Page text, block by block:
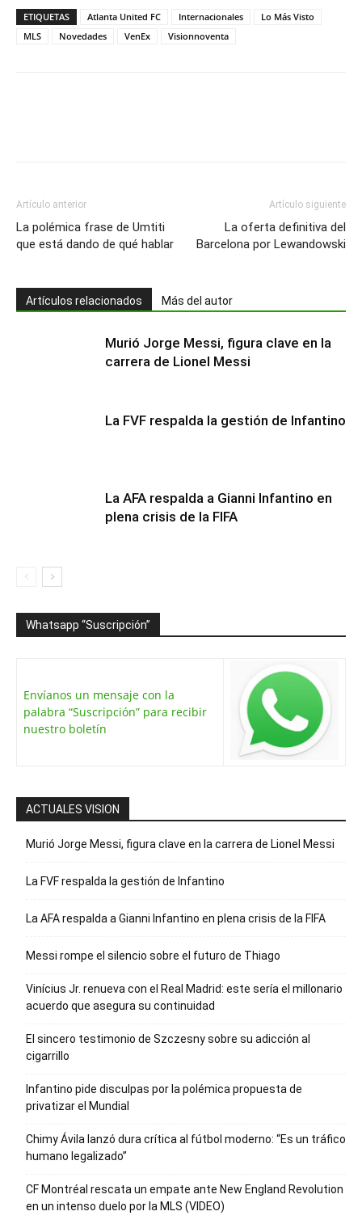
ETIQUETAS Atlanta United FC Internacionales
Lo Más Visto
MLS
Novedades VenEx Visionnoventa
Artículo anterior
La polémica frase de Umtiti
que está dando de qué hablar
Artículo siguiente
La oferta definitiva del
Barcelona por Lewandowski
Artículos relacionados Más del autor
Murió Jorge Messi, figura clave en la
carrera de Lionel Messi
La FVF respalda la gestión de Infantino
La AFA respalda a Gianni Infantino en
plena crisis de la FIFA
Whatsapp “Suscripción”
Envíanos un mensaje con la
palabra “Suscripción” para recibir
nuestro boletín
ACTUALES VISION
Murió Jorge Messi, figura clave en la carrera de Lionel Messi
La FVF respalda la gestión de Infantino
La AFA respalda a Gianni Infantino en plena crisis de la FIFA
Messi rompe el silencio sobre el futuro de Thiago
Vinícius Jr. renueva con el Real Madrid: este sería el millonario
acuerdo que asegura su continuidad
El sincero testimonio de Szczesny sobre su adicción al
cigarrillo
Infantino pide disculpas por la polémica propuesta de
privatizar el Mundial
Chimy Ávila lanzó dura crítica al fútbol moderno: “Es un tráfico
humano legalizado”
CF Montréal rescata un empate ante New England Revolution
en un intenso duelo por la MLS (VIDEO)